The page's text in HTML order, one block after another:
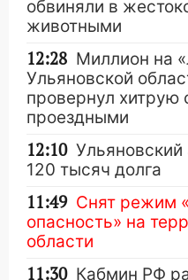
обвиняли в
животными
12:28 Миллион на
Ульяновской
провернул
проездными
12:10
120 тысяч долга
11:49 Снят режим
опасность» на
области
11:30 Кабмин РФ